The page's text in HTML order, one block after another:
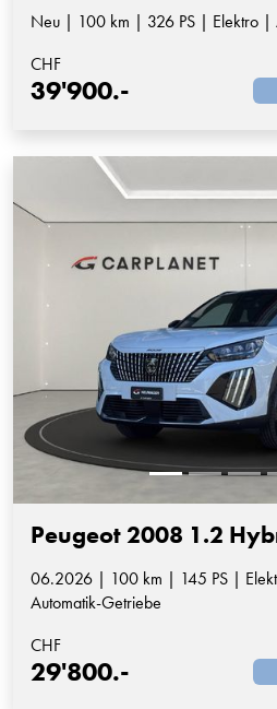
Neu | 100 km | 326 PS | Elektro |
CHF
39'900.-
Peugeot 2008 1.2
06.2026 | 100 km | 145 PS |
Automatik-Getriebe
CHF
29'800.-